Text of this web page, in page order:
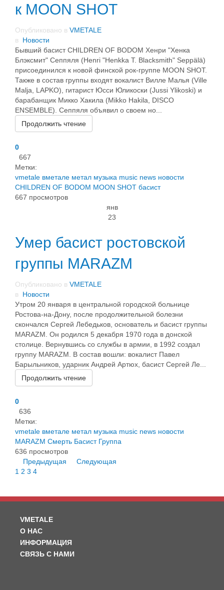
к MOON SHOT
Опубликовано в VMETALE
в Новости
Бывший басист CHILDREN OF BODOM Хенри "Хенка
Блэксмит" Сеппяля (Henri "Henkka T. Blacksmith" Seppälä)
присоединился к новой финской рок-группе MOON SHOT.
Также в состав группы входят вокалист Вилле Малья (Ville
Malja, LAPKO), гитарист Юсси Юликоски (Jussi Ylikoski) и
барабанщик Микко Хакила (Mikko Hakila, DISCO
ENSEMBLE). Сеппяля объявил о своем но...
Продолжить чтение
0
667
Метки:
vmetale вметале метал музыка music news новости
CHILDREN OF BODOM MOON SHOT басист
667 просмотров
янв
23
Умер басист ростовской
группы MARAZM
Опубликовано в VMETALE
в Новости
Утром 20 января в центральной городской больнице
Ростова-на-Дону, после продолжительной болезни
скончался Сергей Лебедьков, основатель и басист группы
MARAZM. Он родился 5 декабря 1970 года в донской
столице. Вернувшись со службы в армии, в 1992 создал
группу MARAZM. В состав вошли: вокалист Павел
Барыльников, ударник Андрей Артюх, басист Сергей Ле...
Продолжить чтение
0
636
Метки:
vmetale вметале метал музыка music news новости
MARAZM Смерть Басист Группа
636 просмотров
Предыдущая
Следующая
1 2 3 4
VMETALE
О НАС
ИНФОРМАЦИЯ
СВЯЗЬ С НАМИ